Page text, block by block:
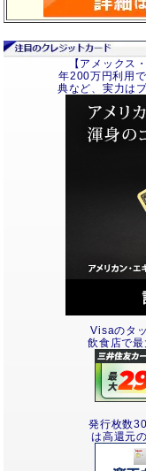
【アメックス
年200万円利用
典など、実力は
Visaのタ
飲食店で
発行枚数
は高還元